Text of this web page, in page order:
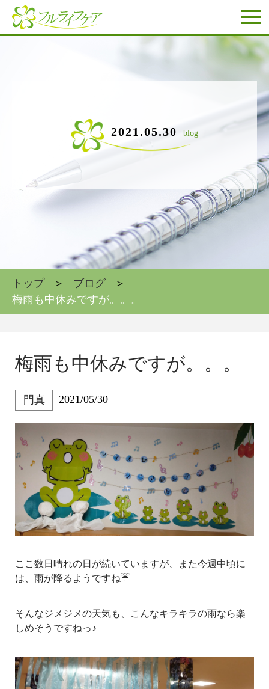
2021.05.30 blog
トップ
ブログ
梅雨も中休みですが。。。
梅雨も中休みですが。。。
門真 2021/05/30
ここ数日晴れの日が続いていますが、また今週中頃に
は、雨が降るようですね☔
そんなジメジメの天気も、こんなキラキラの雨なら楽
しめそうですねっ♪